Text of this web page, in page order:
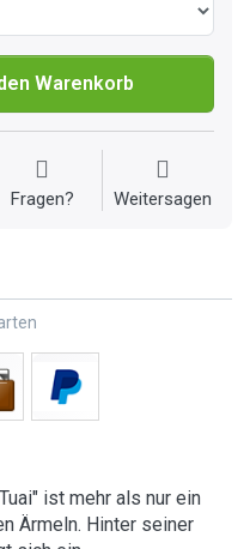
Warenkorb
Fragen? Weitersagen
ist mehr als nur ein
Ärmeln. Hinter seiner